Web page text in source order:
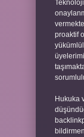
proaktif
Hukuka